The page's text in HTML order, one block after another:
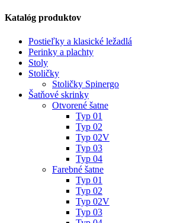
Katalóg produktov
Postieľky a klasické ležadlá
Perinky a plachty
Stoly
Stoličky
Stoličky Spinergo
Šatňové skrinky
Otvorené šatne
Typ 01
Typ 02
Typ 02V
Typ 03
Typ 04
Farebné šatne
Typ 01
Typ 02
Typ 02V
Typ 03